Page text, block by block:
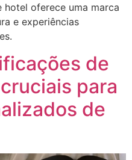
hotel oferece uma marca
e experiências
de
para
de